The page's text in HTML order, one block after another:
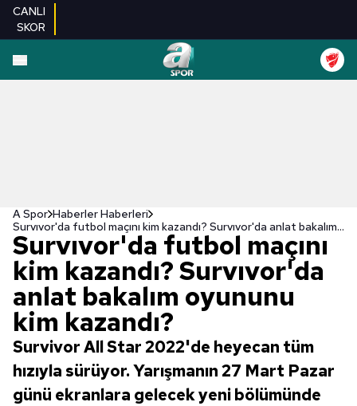
CANLI
SKOR
A Spor Haberler Haberleri
Survıvor'da futbol maçını kim kazandı? Survıvor'da anlat bakalım oyununu kim kazandı?
Survıvor'da futbol maçını
kim kazandı? Survıvor'da
anlat bakalım oyununu
kim kazandı?
Survivor All Star 2022'de heyecan tüm
hızıyla sürüyor. Yarışmanın 27 Mart Pazar
günü ekranlara gelecek yeni bölümünde